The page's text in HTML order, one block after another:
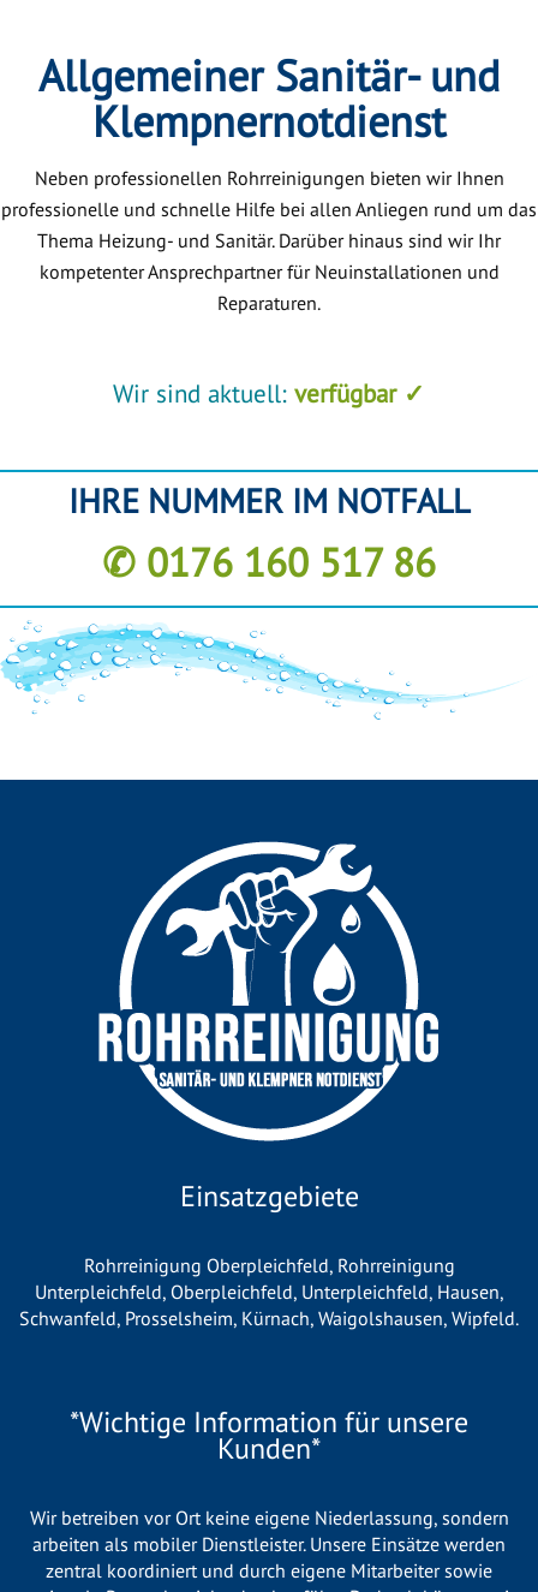
Allgemeiner Sanitär- und
Klempnernotdienst
Neben professionellen Rohrreinigungen bieten wir Ihnen
professionelle und schnelle Hilfe bei allen Anliegen rund um das
Thema Heizung- und Sanitär. Darüber hinaus sind wir Ihr
kompetenter Ansprechpartner für Neuinstallationen und
Reparaturen.
Wir sind aktuell: verfügbar ✓
IHRE NUMMER IM NOTFALL
✆ 0176 160 517 86
Einsatzgebiete
Rohrreinigung Oberpleichfeld, Rohrreinigung
Unterpleichfeld, Oberpleichfeld, Unterpleichfeld, Hausen,
Schwanfeld, Prosselsheim, Kürnach, Waigolshausen, Wipfeld.
*Wichtige Information für unsere
Kunden*
Wir betreiben vor Ort keine eigene Niederlassung, sondern
arbeiten als mobiler Dienstleister. Unsere Einsätze werden
zentral koordiniert und durch eigene Mitarbeiter sowie